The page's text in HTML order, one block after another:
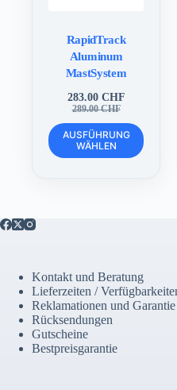
RapidTrack
Aluminum
MastSystem
289.00CHF
Ursprünglicher
Preis
war:
289.00 CHF
283.00 CHF
Aktueller
Preis
ist:
283.00 CHF.
AUSFÜHRUNG
WÄHLEN
Dieses
Produkt
weist
der
Produktseite
gewählt
werden
Kontakt und Beratung
Lieferzeiten /
Reklamationen und Garantie
Rücksendungen
Gutscheine
Bestpreisgarantie